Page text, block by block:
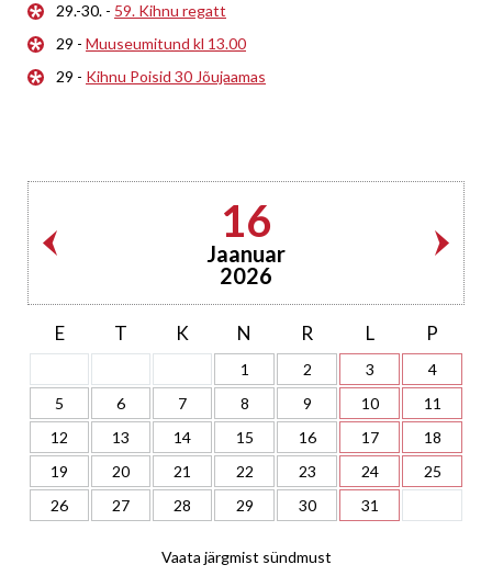
29.-30. - 59. Kihnu regatt
29 - Muuseumitund kl 13.00
29 - Kihnu Poisid 30 Jõujaamas
16
Jaanuar
2026
E T K N R L P
1 2 3
4
5
6 7 8 9 10
11
12
13 14 15 16 17
18
19
20 21 22 23 24
25
26
27 28 29 30 31
Vaata järgmist sündmust